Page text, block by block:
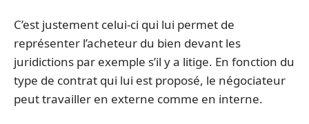
C’est justement celui-ci qui lui permet de
représenter l’acheteur du bien devant les
juridictions par exemple s’il y a litige. En fonction du
type de contrat qui lui est proposé, le négociateur
peut travailler en externe comme en interne.